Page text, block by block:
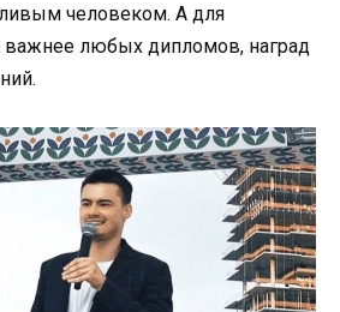
человеком. А для
важнее любых дипломов, наград